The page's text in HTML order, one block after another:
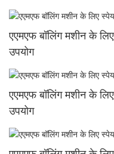
एएमएफ बॉलिंग मशीन के
उपयोग
एएमएफ बॉलिंग मशीन के
उपयोग